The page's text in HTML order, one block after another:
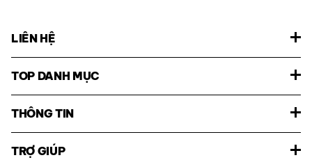
LIÊN HỆ
TOP DANH MỤC
THÔNG TIN
TRỢ GIÚP